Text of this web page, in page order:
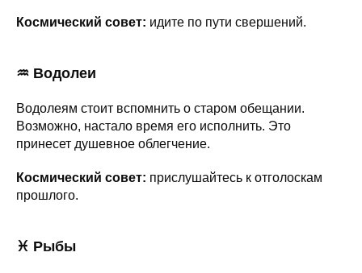
Космический совет: идите по пути свершений.
♒ Водолеи
Водолеям стоит вспомнить о старом обещании.
Возможно, настало время его исполнить. Это
принесет душевное облегчение.
Космический совет: прислушайтесь к отголоскам
прошлого.
♓ Рыбы